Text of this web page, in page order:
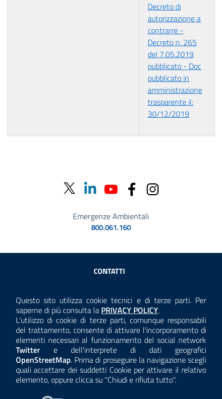
Questo sito utilizza cookie tecnici e di terze parti. Per
saperne di più consulta la Consulta la
PRIVACY POLICY.
L'utilizzo di cookie di terze parti, comunque responsabili
del trattamento, consente di attivare l'incorporamento di
elementi necessari al funzionamento del social network
Twitter e dell'interprete di dati geografici
OpenStreetMap. Prima di proseguire la navigazione scegli
quali accettare dei suddetti Cookie per attivare il relativo
elemento, oppure clicca su "Chiudi e rifiuta tutto".
Decreto di
autorizzazione a
contrarre -
Decreto n. 265
del 7.05.2019
pubblicato - Doc
pubblicato in
amministrazione
trasparente il:
30/12/2019
Emergenze Ambientali
800.061.160
Sezione Link Utili
CONTATTI
ANTICORRUZIONE
ACCESSIBILITÀ
COOKIE E PRIVACY
TEMI A-Z